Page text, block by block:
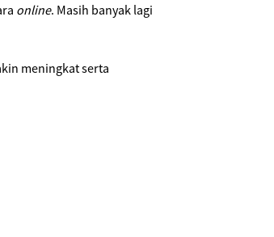
online. Masih banyak lagi
meningkat serta